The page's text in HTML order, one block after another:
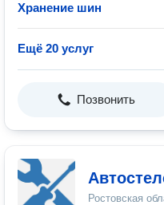
Хранение шин
Ещё 20 услуг
Позвонить
Ростовская